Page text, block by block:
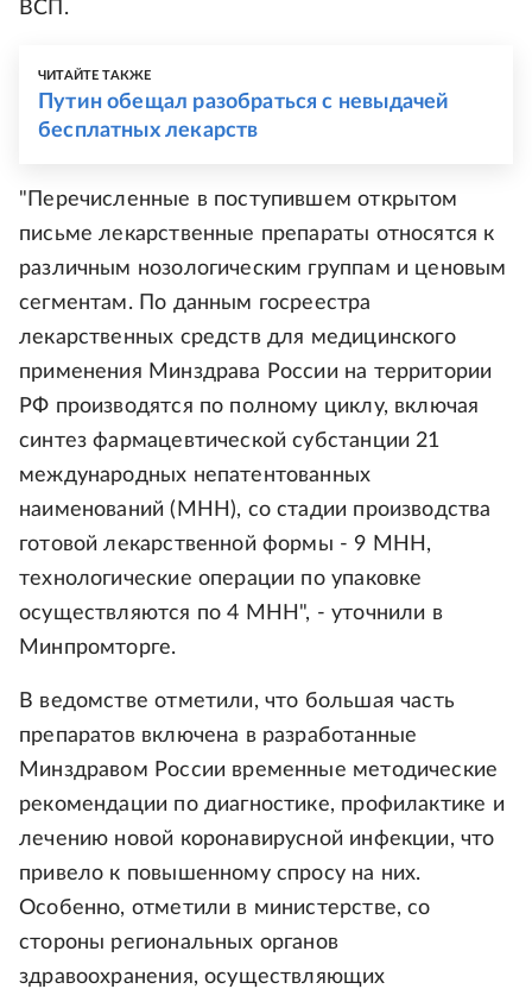
ВСП.
ЧИТАЙТЕ ТАКЖЕ
Путин обещал разобраться с невыдачей
бесплатных лекарств
"Перечисленные в поступившем открытом
письме лекарственные препараты относятся к
различным нозологическим группам и ценовым
сегментам. По данным госреестра
лекарственных средств для медицинского
применения Минздрава России на территории
РФ производятся по полному циклу, включая
синтез фармацевтической субстанции 21
международных непатентованных
наименований (МНН), со стадии производства
готовой лекарственной формы - 9 МНН,
технологические операции по упаковке
осуществляются по 4 МНН", - уточнили в
Минпромторге.
В ведомстве отметили, что большая часть
препаратов включена в разработанные
Минздравом России временные методические
рекомендации по диагностике, профилактике и
лечению новой коронавирусной инфекции, что
привело к повышенному спросу на них.
Особенно, отметили в министерстве, со
стороны региональных органов
здравоохранения, осуществляющих